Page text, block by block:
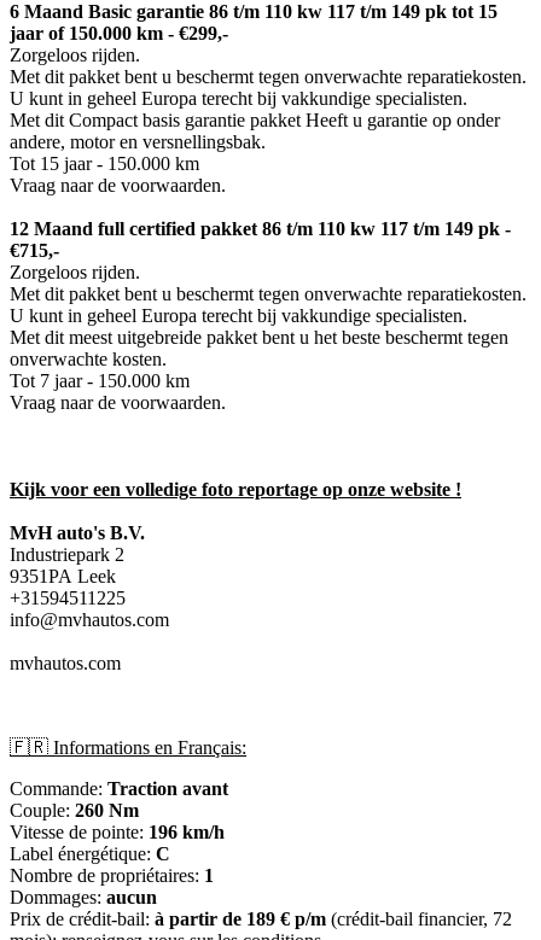
6 Maand Basic garantie 86 t/m 110 kw 117 t/m 149 pk tot 15
jaar of 150.000 km - €299,-
Zorgeloos rijden.
Met dit pakket bent u beschermt tegen onverwachte reparatiekosten.
U kunt in geheel Europa terecht bij vakkundige specialisten.
Met dit Compact basis garantie pakket Heeft u garantie op onder
andere, motor en versnellingsbak.
Tot 15 jaar - 150.000 km
Vraag naar de voorwaarden.
12 Maand full certified pakket 86 t/m 110 kw 117 t/m 149 pk -
€715,-
Zorgeloos rijden.
Met dit pakket bent u beschermt tegen onverwachte reparatiekosten.
U kunt in geheel Europa terecht bij vakkundige specialisten.
Met dit meest uitgebreide pakket bent u het beste beschermt tegen
onverwachte kosten.
Tot 7 jaar - 150.000 km
Vraag naar de voorwaarden.
Kijk voor een volledige foto reportage op onze website !
MvH auto's B.V.
Industriepark 2
9351PA Leek
+31594511225
info@mvhautos.com
mvhautos.com
🇫🇷 Informations en Français:
Commande: Traction avant
Couple: 260 Nm
Vitesse de pointe: 196 km/h
Label énergétique: C
Nombre de propriétaires: 1
Dommages: aucun
Prix de crédit-bail: à partir de 189 € p/m (crédit-bail financier, 72